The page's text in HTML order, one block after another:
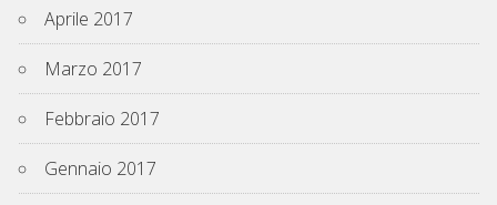
Aprile 2017
Marzo 2017
Febbraio 2017
Gennaio 2017